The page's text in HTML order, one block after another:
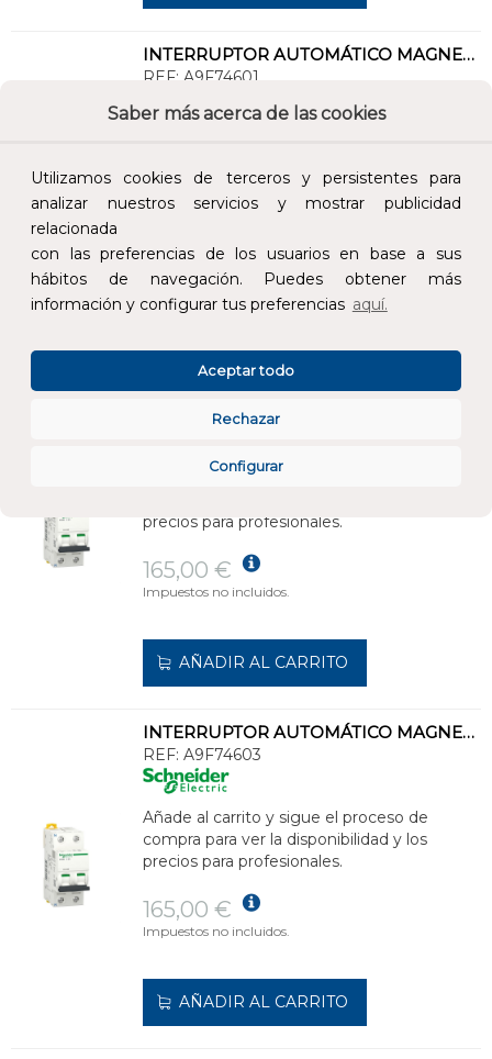
Saber más acerca de las cookies
Utilizamos cookies de terceros y persistentes para
analizar nuestros servicios y mostrar publicidad
relacionada
con las preferencias de los usuarios en base a sus
hábitos de navegación. Puedes obtener más
información y configurar tus preferencias aquí.
Configurar
Rechazar
Aceptar todo
INTERRUPTOR AUTOMÁTICO MAGNETOTÉRMICO iC60N 1P+N 1A CURVA-C
REF: A9F74601
precios para profesionales.
Impuestos no incluidos.
A9F74602
Añade al carrito y sigue el proceso de
precios para profesionales.
165,00 €
Impuestos no incluidos.
AÑADIR AL CARRITO
INTERRUPTOR AUTOMÁTICO MAGNETOTÉRMICO iC60N 1P+N 3A CURVA-C
REF: A9F74603
Añade al carrito y sigue el proceso de
compra para ver la disponibilidad y los
precios para profesionales.
165,00 €
Impuestos no incluidos.
AÑADIR AL CARRITO